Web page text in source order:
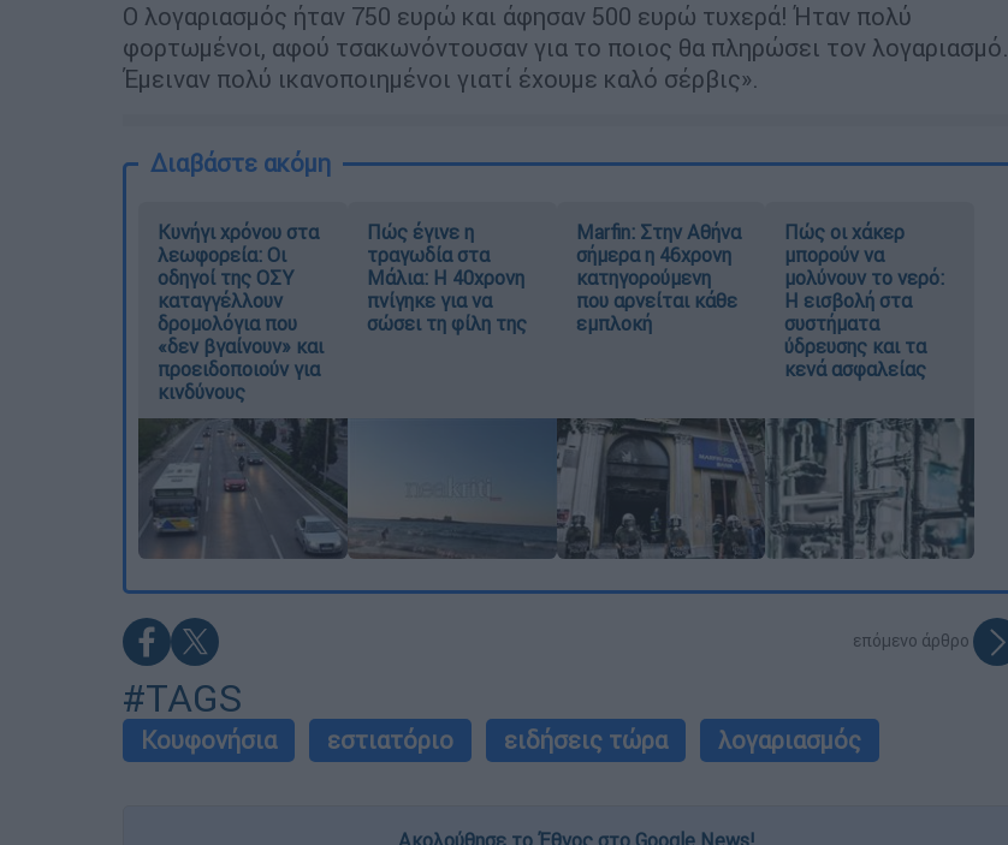
Ο λογαριασμός ήταν 750 ευρώ και άφησαν 500 ευρώ τυχερά! Ήταν πολύ
φορτωμένοι, αφού τσακωνόντουσαν για το ποιος θα πληρώσει τον λογαριασμό.
Έμειναν πολύ ικανοποιημένοι γιατί έχουμε καλό σέρβις».
Διαβάστε ακόμη
Κυνήγι χρόνου στα
λεωφορεία: Οι
οδηγοί της ΟΣΥ
καταγγέλλουν
δρομολόγια που
«δεν βγαίνουν» και
προειδοποιούν για
κινδύνους
Πώς έγινε η
τραγωδία στα
Μάλια: Η 40χρονη
πνίγηκε για να
σώσει τη φίλη της
Marfin: Στην Αθήνα
σήμερα η 46χρονη
κατηγορούμενη
που αρνείται κάθε
εμπλοκή
Πώς οι χάκερ
μπορούν να
μολύνουν το νερό:
Η εισβολή στα
συστήματα
ύδρευσης και τα
κενά ασφαλείας
επόμενο άρθρο
#TAGS
Κουφονήσια εστιατόριο ειδήσεις τώρα λογαριασμός